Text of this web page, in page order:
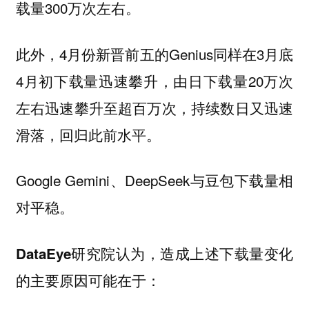
载量300万次左右。
此外，4月份新晋前五的Genius同样在3月底
4月初下载量迅速攀升，由日下载量20万次
左右迅速攀升至超百万次，持续数日又迅速
滑落，回归此前水平。
Google Gemini、DeepSeek与豆包下载量相
对平稳。
DataEye研究院认为，造成上述下载量变化
的主要原因可能在于：